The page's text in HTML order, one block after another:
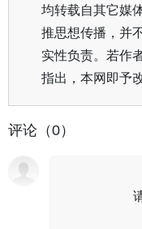
均转载自其它媒
推思想传播，并
实性负责。若作
指出，本网即予改
评论（0）